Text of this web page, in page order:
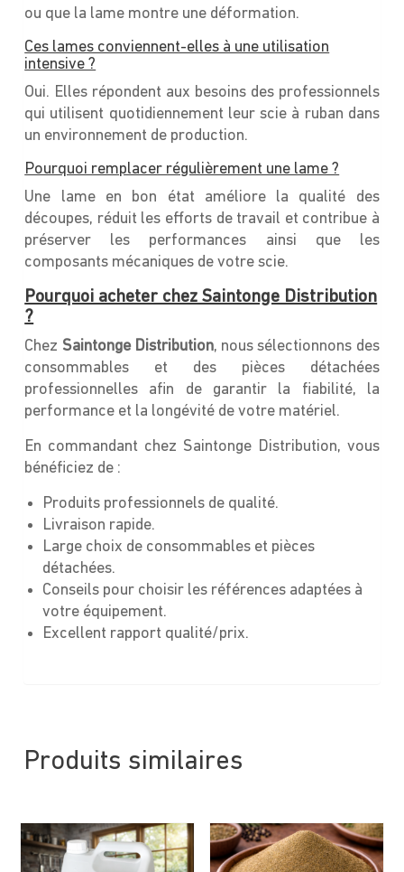
ou que la lame montre une déformation.
Ces lames conviennent-elles à une utilisation
intensive ?
Oui. Elles répondent aux besoins des professionnels
qui utilisent quotidiennement leur scie à ruban dans
un environnement de production.
Pourquoi remplacer régulièrement une lame ?
Une lame en bon état améliore la qualité des
découpes, réduit les efforts de travail et contribue à
préserver les performances ainsi que les
composants mécaniques de votre scie.
Pourquoi acheter chez Saintonge Distribution
?
Chez Saintonge Distribution, nous sélectionnons des
consommables et des pièces détachées
professionnelles afin de garantir la fiabilité, la
performance et la longévité de votre matériel.
En commandant chez Saintonge Distribution, vous
bénéficiez de :
Produits professionnels de qualité.
Livraison rapide.
Large choix de consommables et pièces
détachées.
Conseils pour choisir les références adaptées à
votre équipement.
Excellent rapport qualité/prix.
Produits similaires